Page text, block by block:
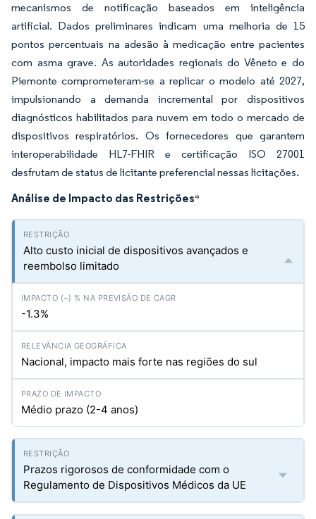
mecanismos de notificação baseados em inteligência
artificial. Dados preliminares indicam uma melhoria de 15
pontos percentuais na adesão à medicação entre pacientes
com asma grave. As autoridades regionais do Vêneto e do
Piemonte comprometeram-se a replicar o modelo até 2027,
impulsionando a demanda incremental por dispositivos
diagnósticos habilitados para nuvem em todo o mercado de
dispositivos respiratórios. Os fornecedores que garantem
interoperabilidade HL7-FHIR e certificação ISO 27001
desfrutam de status de licitante preferencial nessas licitações.
Análise de Impacto das Restrições*
Alto custo inicial de dispositivos avançados e
reembolso limitado
-1.3%
Nacional, impacto mais forte nas regiões do sul
Médio prazo (2-4 anos)
Prazos rigorosos de conformidade com o
Regulamento de Dispositivos Médicos da UE